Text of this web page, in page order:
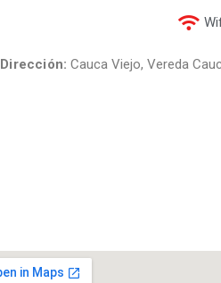
Dirección:Cauca Viejo, Vereda